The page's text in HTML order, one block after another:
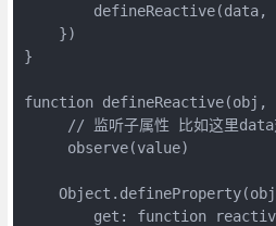
defineReactive(data,
    })
}
function
// 监听子属性 比如这里
     observe(value)
get: function